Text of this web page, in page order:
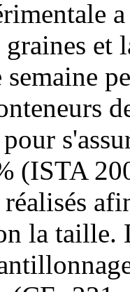
et
semaine
(ISTA
la taille.